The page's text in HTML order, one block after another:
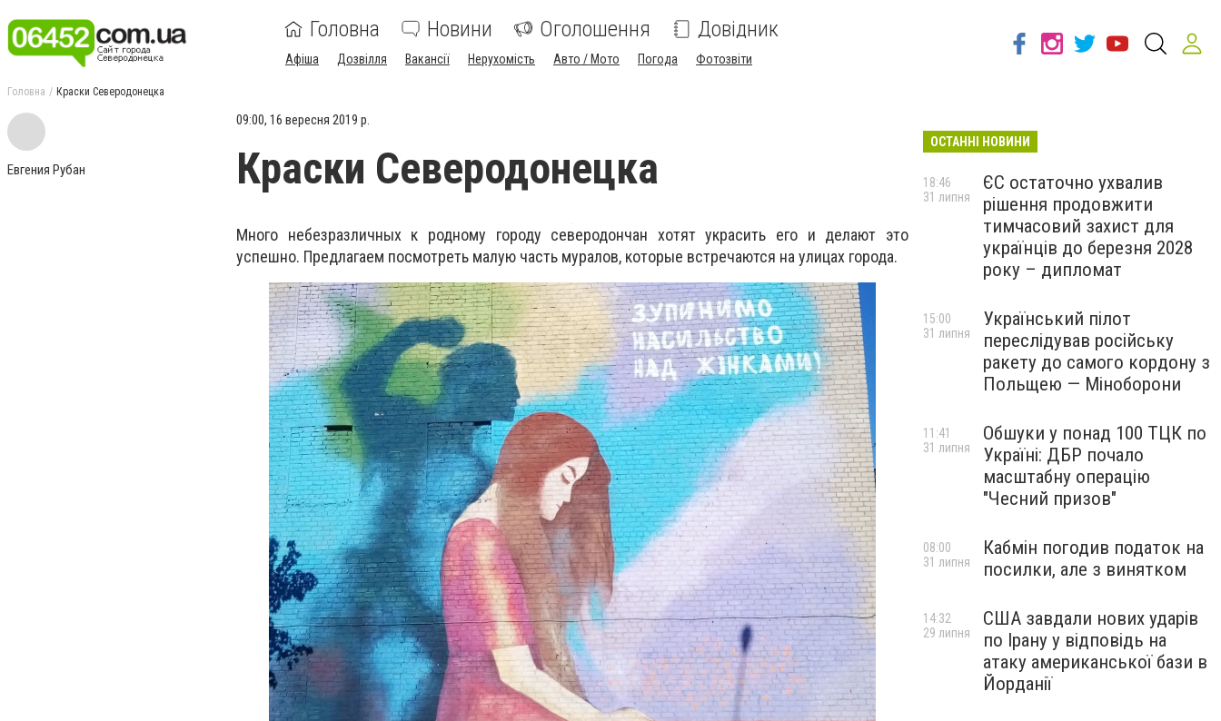
Головна Новини Оголошення Довідник
Афіша Дозвілля Вакансії Нерухомість Авто / Мото Погода Фотозвіти
Головна Краски Северодонецка
Евгения Рубан
09:00, 16 вересня 2019 р.
Краски Северодонецка
Много небезразличных к родному городу северодончан хотят украсить его и делают это
успешно. Предлагаем посмотреть малую часть муралов, которые встречаются на улицах города.
ОСТАННІ НОВИНИ
ЄС остаточно ухвалив
рішення продовжити
тимчасовий захист для
українців до березня 2028
року – дипломат
18:46
31 липня
Український пілот
переслідував російську
ракету до самого кордону з
Польщею — Міноборони
15:00
31 липня
Обшуки у понад 100 ТЦК по
Україні: ДБР почало
масштабну операцію
"Чесний призов"
11:41
31 липня
Кабмін погодив податок на
посилки, але з винятком
08:00
31 липня
США завдали нових ударів
по Ірану у відповідь на
атаку американської бази в
Йорданії
14:32
29 липня